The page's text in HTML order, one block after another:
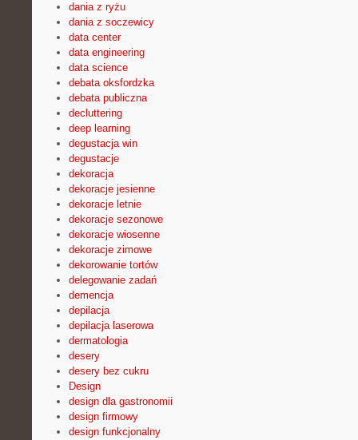
dania z ryżu
dania z soczewicy
data center
data engineering
data science
debata oksfordzka
debata publiczna
decluttering
deep learning
degustacja win
degustacje
dekoracja
dekoracje jesienne
dekoracje letnie
dekoracje sezonowe
dekoracje wiosenne
dekoracje zimowe
dekorowanie tortów
delegowanie zadań
demencja
depilacja
depilacja laserowa
dermatologia
desery
desery bez cukru
Design
design dla gastronomii
design firmowy
design funkcjonalny